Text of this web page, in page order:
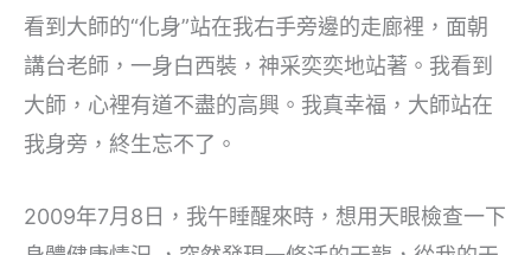
看到大師的“化身”站在我右手旁邊的走廊裡，面朝
講台老師，一身白西裝，神采奕奕地站著。我看到
大師，心裡有道不盡的高興。我真幸福，大師站在
我身旁，終生忘不了。
2009年7月8日，我午睡醒來時，想用天眼檢查一下